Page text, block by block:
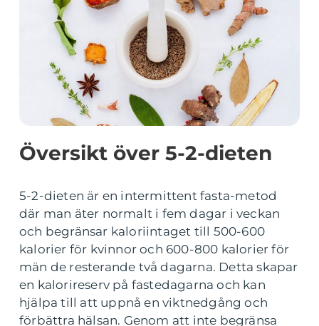
Översikt över 5-2-dieten
5-2-dieten är en intermittent fasta-metod
där man äter normalt i fem dagar i veckan
och begränsar kaloriintaget till 500-600
kalorier för kvinnor och 600-800 kalorier för
män de resterande två dagarna. Detta skapar
en kalorireserv på fastedagarna och kan
hjälpa till att uppnå en viktnedgång och
förbättra hälsan. Genom att inte begränsa